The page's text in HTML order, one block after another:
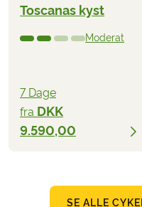
Toscanas kyst
Moderat
7 Dage
fra DKK
9.590,00
SE ALLE